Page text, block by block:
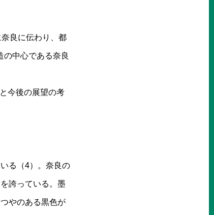
良に伝わり、都
の中心である奈良
今後の展望の考
る（4）。奈良の
誇っている。墨
やのある黒色が